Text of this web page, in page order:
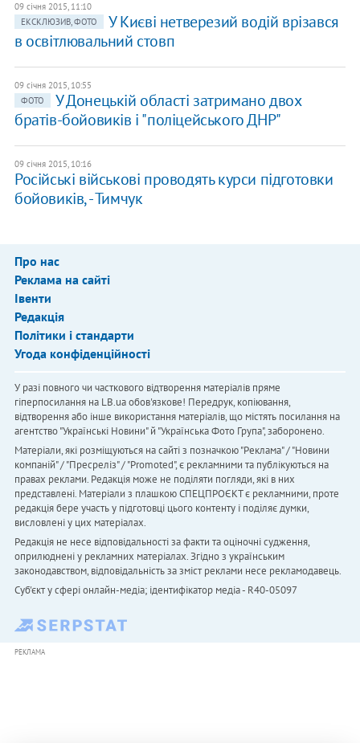
09 січня 2015, 11:10
ЕКСКЛЮЗИВ, ФОТО
У Києві нетверезий водій врізався
в освітлювальний стовп
09 січня 2015, 10:55
ФОТО
У Донецькій області затримано двох
братів-бойовиків і "поліцейського ДНР"
09 січня 2015, 10:16
Російські військові проводять курси підготовки
бойовиків, - Тимчук
Про нас
Реклама на сайті
Івенти
Редакція
Політики і стандарти
Угода конфіденційності
У разі повного чи часткового відтворення матеріалів пряме
гіперпосилання на LB.ua обов'язкове! Передрук, копіювання,
відтворення або інше використання матеріалів, що містять посилання на
агентство "Українськi Новини" й "Українська Фото Група", заборонено.
Матеріали, які розміщуються на сайті з позначкою "Реклама" / "Новини
компаній" / "Пресреліз" / "Promoted", є рекламними та публікуються на
правах реклами. Редакція може не поділяти погляди, які в них
представлені. Матеріали з плашкою СПЕЦПРОЄКТ є рекламними, проте
редакція бере участь у підготовці цього контенту і поділяє думки,
висловлені у цих матеріалах.
Редакція не несе відповідальності за факти та оціночні судження,
оприлюднені у рекламних матеріалах. Згідно з українським
законодавством, відповідальність за зміст реклами несе рекламодавець.
Cуб'єкт у сфері онлайн-медіа; ідентифікатор медіа - R40-05097
РЕКЛАМА